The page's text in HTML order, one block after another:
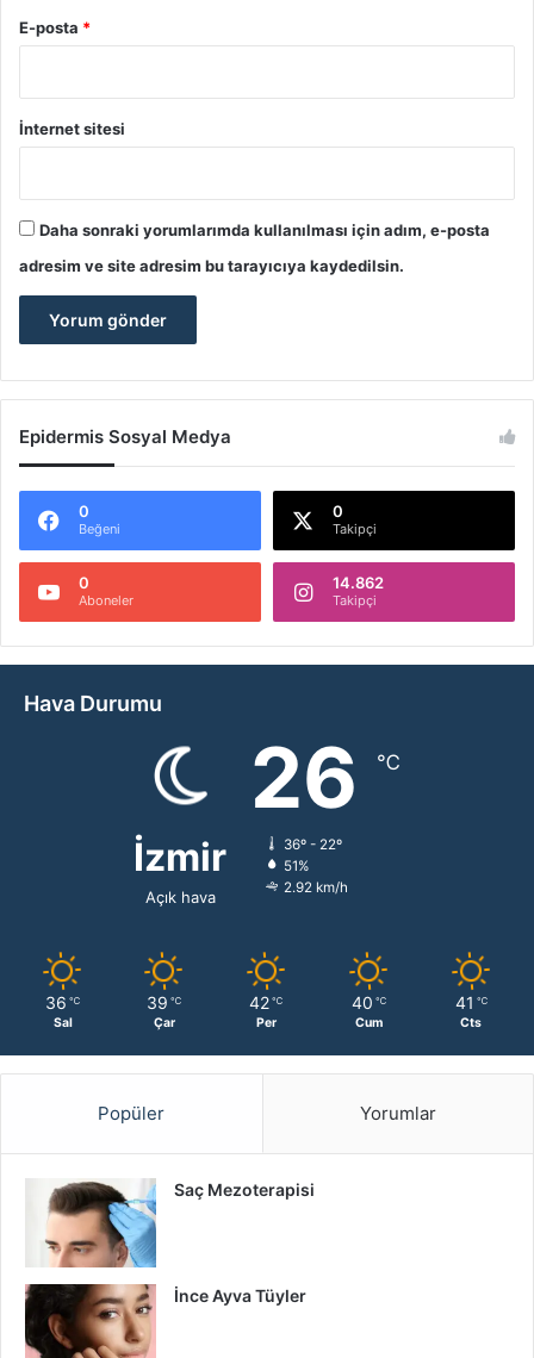
E-posta *
İnternet sitesi
Daha sonraki yorumlarımda kullanılması için adım, e-posta
adresim ve site adresim bu tarayıcıya kaydedilsin.
Epidermis Sosyal Medya
0
Beğeni
0
Takipçi
0
Aboneler
14.862
Takipçi
Hava Durumu
İzmir
Açık hava
26 ℃
36º - 22º
51%
2.92 km/h
36 ℃
Sal
39 ℃
Çar
42 ℃
Per
40 ℃
Cum
41 ℃
Cts
Popüler Yorumlar
Saç Mezoterapisi
İnce Ayva Tüyler